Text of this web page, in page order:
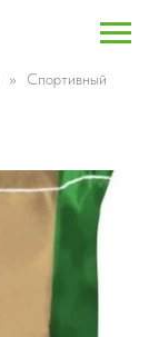
Спортивный